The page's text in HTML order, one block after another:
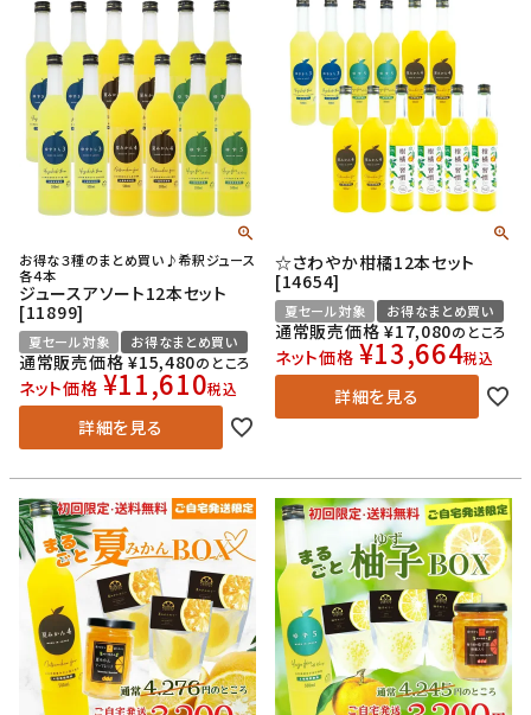
お得な３種のまとめ買い♪希釈ジュース
各４本
ジュースアソート12本セット
[11899]
夏セール対象 お得なまとめ買い
通常販売価格 ¥15,480のところ
ネット価格 ¥11,610税込
詳細を見る
☆さわやか柑橘12本セット
[14654]
夏セール対象 お得なまとめ買い
通常販売価格 ¥17,080のところ
ネット価格 ¥13,664税込
詳細を見る